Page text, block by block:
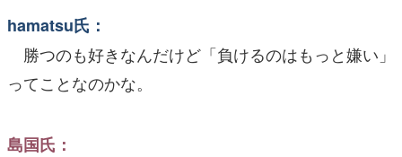
hamatsu氏：
勝つのも好きなんだけど「負けるのはもっと嫌い」
ってことなのかな。
島国氏：